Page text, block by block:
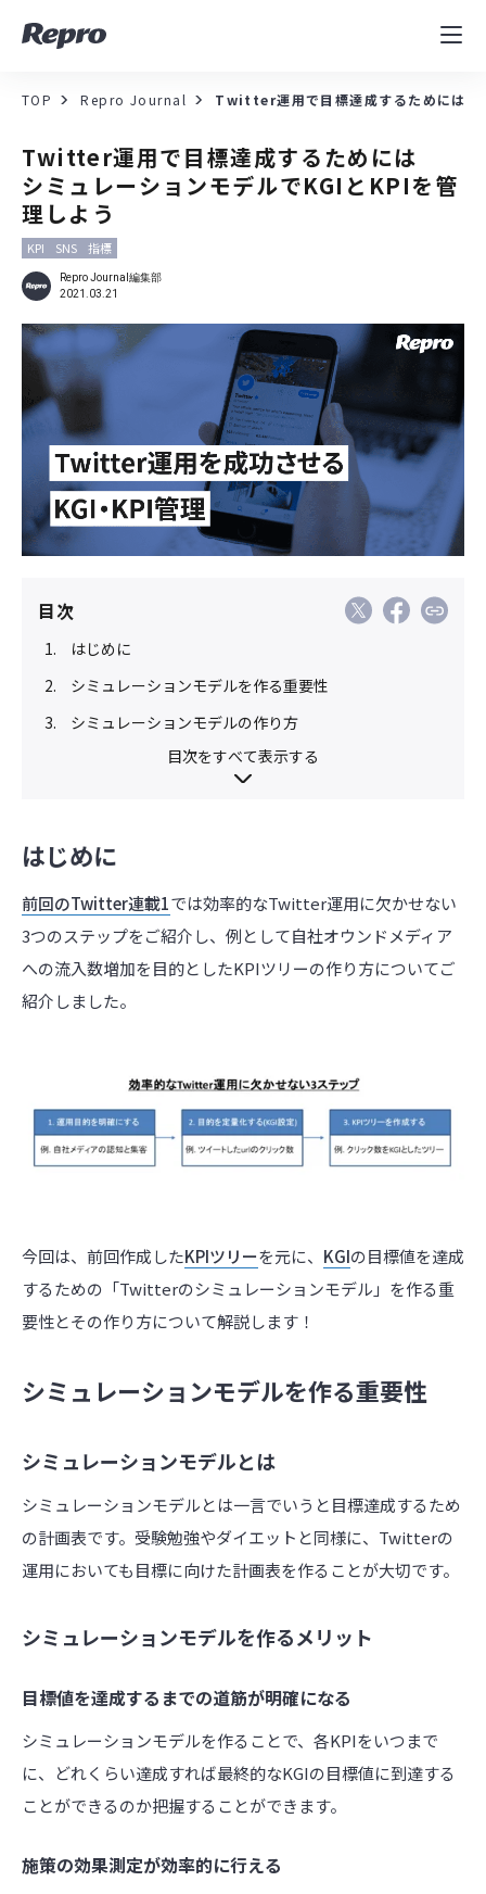
MAツール
コンサルティング
導入事例
セミナー／イベント
料金・お問合せ
TOP Repro Journal Twitter運用で目標達成するためには
Twitter運用で目標達成するためには
シミュレーションモデルでKGIとKPIを管
理しよう
KPI SNS 指標
Repro Journal編集部
2021.03.21
目次
はじめに
シミュレーションモデルを作る重要性
シミュレーションモデルの作り方
目次をすべて表示する
はじめに
前回のTwitter連載1では効率的なTwitter運用に欠かせない
3つのステップをご紹介し、例として自社オウンドメディア
への流入数増加を目的としたKPIツリーの作り方についてご
紹介しました。
今回は、前回作成したKPIツリーを元に、 KGIの目標値を達成
するための「Twitterのシミュレーションモデル」を作る重
要性とその作り方について解説します！
シミュレーションモデルを作る重要性
シミュレーションモデルとは
シミュレーションモデルとは一言でいうと目標達成するため
の計画表です。受験勉強やダイエットと同様に、Twitterの
運用においても目標に向けた計画表を作ることが大切です。
シミュレーションモデルを作るメリット
目標値を達成するまでの道筋が明確になる
シミュレーションモデルを作ることで、各KPIをいつまで
に、どれくらい達成すれば最終的なKGIの目標値に到達する
ことができるのか把握することができます。
施策の効果測定が効率的に行える